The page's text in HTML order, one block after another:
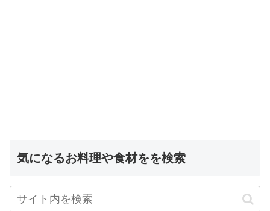
気になるお料理や食材をを検索